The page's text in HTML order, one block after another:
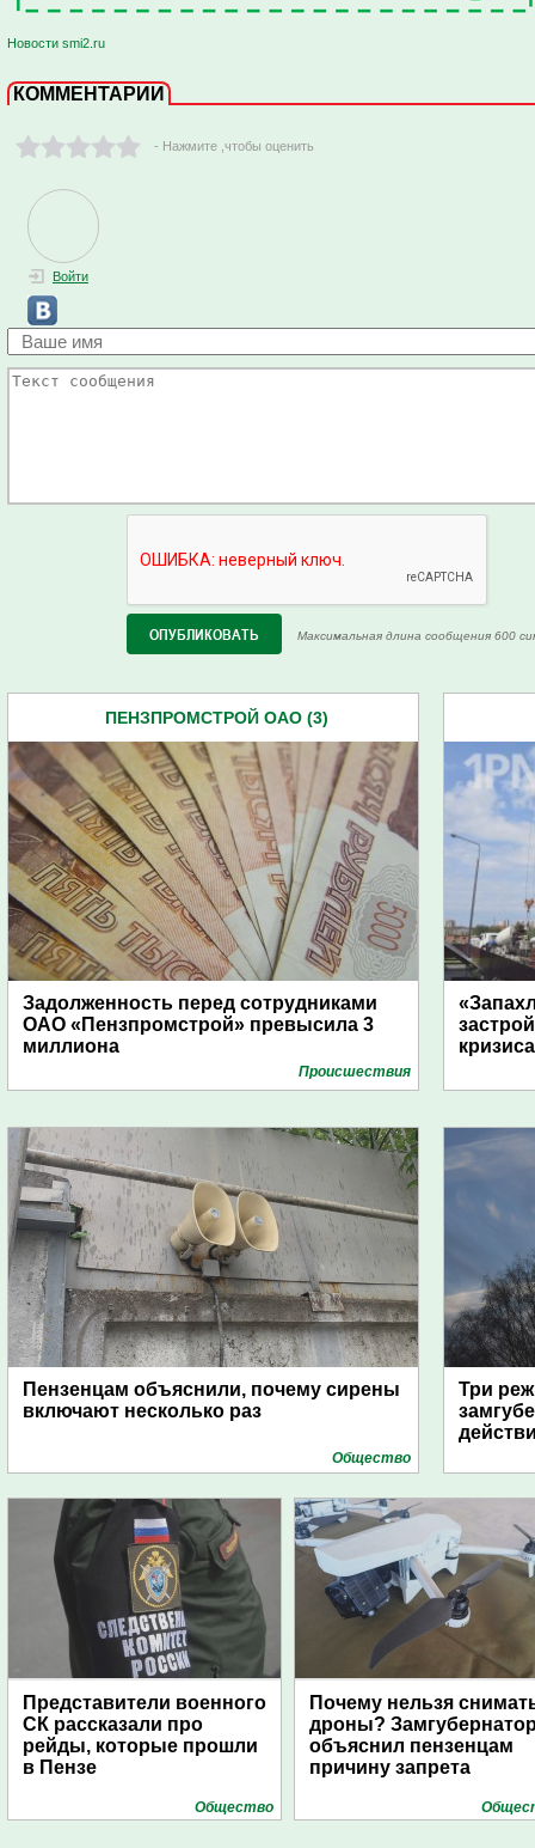
Новости smi2.ru
КОММЕНТАРИИ
- Нажмите ,чтобы оценить
Войти
Максимальная длина сообщения 600
ПЕНЗПРОМСТРОЙ ОАО (3)
Задолженность перед сотрудниками
ОАО «Пензпромстрой» превысила 3
миллиона
Проиcшествия
Пензенцам объяснили, почему сирены
включают несколько раз
Общество
Три
Представители военного
СК рассказали про
рейды, которые прошли
в Пензе
Общество
Почему нельзя
дроны?
объяснил пензенцам
причину запрета